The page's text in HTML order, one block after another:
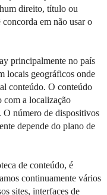
direito, título ou
em não usar o
principalmente no país
locais geográficos onde
conteúdo. O conteúdo
com a localização
O número de dispositivos
depende do plano de
de conteúdo, é
continuamente vários
sites, interfaces de